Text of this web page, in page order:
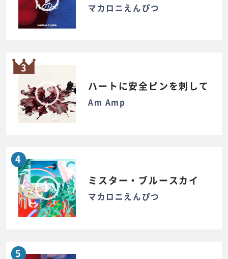
マカロニえんぴつ
3
ハートに安全ピンを刺して
Am Amp
4
ミスター・ブルースカイ
マカロニえんぴつ
5